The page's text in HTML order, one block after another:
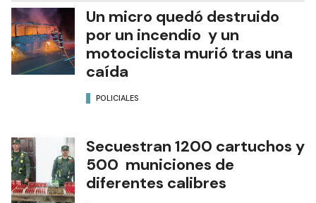
Un micro quedó destruido
por un incendio y un
motociclista murió tras una
caída
POLICIALES
Secuestran 1200 cartuchos y
500 municiones de
diferentes calibres